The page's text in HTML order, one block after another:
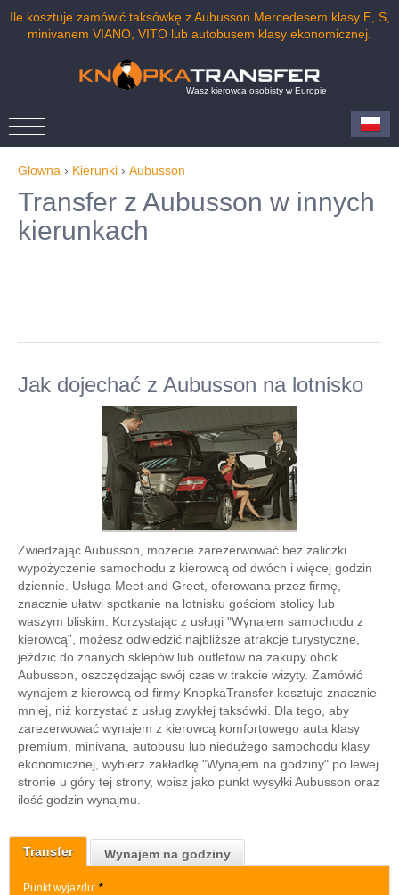
Ile kosztuje zamówić taksówkę z Aubusson Mercedesem klasy E, S,
minivanem VIANO, VITO lub autobusem klasy ekonomicznej.
Wasz kierowca osobisty w Europie
Glowna › Kierunki › Aubusson
Transfer Wynajem na godziny
Punkt wyjazdu: *
Transfer z Aubusson w innych
kierunkach
Jak dojechać z Aubusson na lotnisko
Zwiedzając Aubusson, możecie zarezerwować bez zaliczki
wypożyczenie samochodu z kierowcą od dwóch i więcej godzin
dziennie. Usługa Meet and Greet, oferowana przez firmę,
znacznie ułatwi spotkanie na lotnisku gościom stolicy lub
waszym bliskim. Korzystając z usługi "Wynajem samochodu z
kierowcą”, możesz odwiedzić najbliższe atrakcje turystyczne,
jeździć do znanych sklepów lub outletów na zakupy obok
Aubusson, oszczędzając swój czas w trakcie wizyty. Zamówić
wynajem z kierowcą od firmy KnopkaTransfer kosztuje znacznie
mniej, niż korzystać z usług zwykłej taksówki. Dla tego, aby
zarezerwować wynajem z kierowcą komfortowego auta klasy
premium, minivana, autobusu lub niedużego samochodu klasy
ekonomicznej, wybierz zakładkę "Wynajem na godziny" po lewej
stronie u góry tej strony, wpisz jako punkt wysyłki Aubusson oraz
ilość godzin wynajmu.